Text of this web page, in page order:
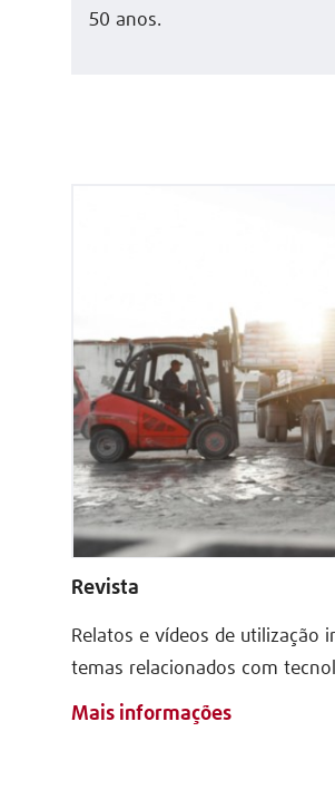
50 anos.
Revista
Relatos e vídeos de utilização
temas relacionados com
Mais informações